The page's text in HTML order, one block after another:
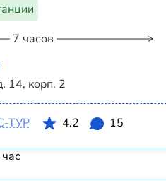
7 часов
14, корп. 2
ТУР 4.2 15